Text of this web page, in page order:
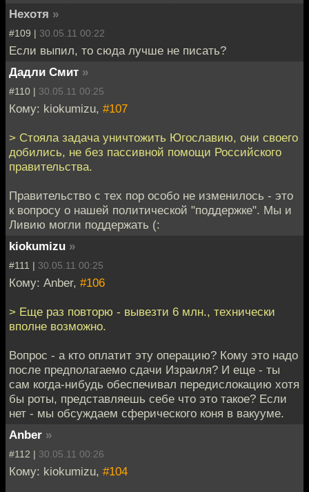
Нехотя »
#109 | 30.05.11 00:22
Если выпил, то сюда лучше не писать?
Дадли Смит »
#110 | 30.05.11 00:25
Кому: kiokumizu, #107
> Стояла задача уничтожить Югославию, они своего
добились, не без пассивной помощи Российского
правительства.
Правительство с тех пор особо не изменилось - это
к вопросу о нашей политической "поддержке". Мы и
Ливию могли поддержать (:
kiokumizu »
#111 | 30.05.11 00:25
Кому: Anber, #106
> Еще раз повторю - вывезти 6 млн., технически
вполне возможно.
Вопрос - а кто оплатит эту операцию? Кому это надо
после предполагаемо сдачи Израиля? И еще - ты
сам когда-нибудь обеспечивал передислокацию хотя
бы роты, представляешь себе что это такое? Если
нет - мы обсуждаем сферического коня в вакууме.
Anber »
#112 | 30.05.11 00:26
Кому: kiokumizu, #104